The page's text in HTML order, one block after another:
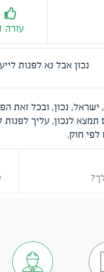
עזרה 1
נכון אבל נא לפנות
נכון, ובכל זאת
לנכון, עליך לפנות
לפי חוק.